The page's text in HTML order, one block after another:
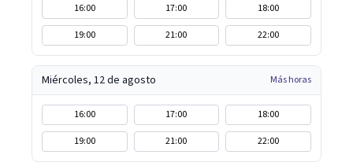
16:00 17:00
18:00
19:00
21:00 22:00
Miércoles, 12 de agosto Más horas
16:00 17:00
18:00
19:00
21:00 22:00